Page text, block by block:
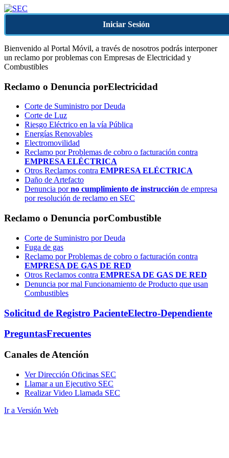
Iniciar Sesión
Bienvenido al Portal Móvil, a través de nosotros podrás interponer
un reclamo por problemas con Empresas de Electricidad y
Combustibles
Reclamo o Denuncia porElectricidad
Corte de Suministro por Deuda
Corte de Luz
Riesgo Eléctrico en la vía Pública
Energías Renovables
Electromovilidad
Reclamo por Problemas de cobro o facturación contra
EMPRESA ELÉCTRICA
Otros Reclamos contra EMPRESA ELÉCTRICA
Daño de Artefacto
Denuncia porno cumplimiento de instrucción de empresa
por resolución de reclamo en SEC
Reclamo o Denuncia porCombustible
Corte de Suministro por Deuda
Fuga de gas
Reclamo por Problemas de cobro o facturación contra
EMPRESA DE GAS DE RED
Otros Reclamos contra EMPRESA DE GAS DE RED
Denuncia por mal Funcionamiento de Producto que usan
Combustibles
Solicitud de Registro PacienteElectro-Dependiente
PreguntasFrecuentes
Canales de Atención
Ver Dirección Oficinas SEC
Llamar a un Ejecutivo SEC
Realizar Video Llamada SEC
Ir a Versión Web